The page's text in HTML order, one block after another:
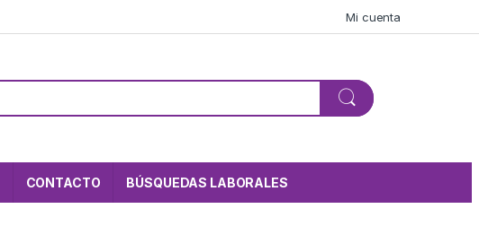
Mi cuenta
CONTACTO BÚSQUEDAS LABORALES